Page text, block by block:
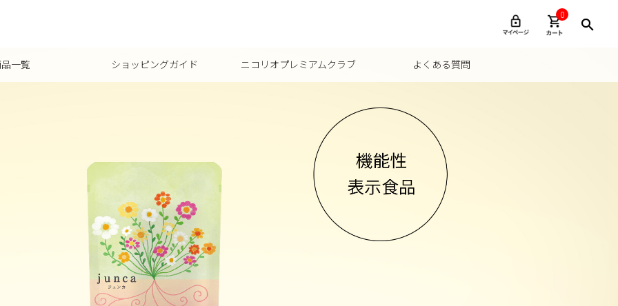
0
一覧 ショッピングガイド ニコリオプレミアムクラブ よくある質問